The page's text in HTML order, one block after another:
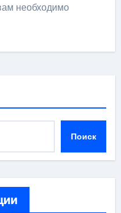
необходимо
Поиск